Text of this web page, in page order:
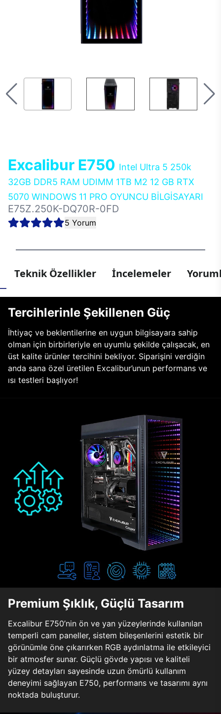
Excalibur E750 Intel Ultra 5 250k
32GB DDR5 RAM UDIMM 1TB M2 12 GB RTX
5070 WINDOWS 11 PRO OYUNCU BİLGİSAYARI
E75Z.250K-DQ70R-0FD
5 Yorum
Teknik Özellikler İncelemeler
Tercihlerinle Şekillenen Güç
İhtiyaç ve beklentilerine en uygun bilgisayara sahip
olman için birbirleriyle en uyumlu şekilde çalışacak, en
üst kalite ürünler tercihini bekliyor. Siparişini verdiğin
anda sana özel üretilen Excalibur’unun performans ve
ısı testleri başlıyor!
Premium Şıklık, Güçlü Tasarım
Excalibur E750’nin ön ve yan yüzeylerinde kullanılan
temperli cam paneller, sistem bileşenlerini estetik bir
görünümle öne çıkarırken RGB aydınlatma ile etkileyici
bir atmosfer sunar. Güçlü gövde yapısı ve kaliteli
yüzey detayları sayesinde uzun ömürlü kullanım
deneyimi sağlayan E750, performans ve tasarımı aynı
noktada buluşturur.